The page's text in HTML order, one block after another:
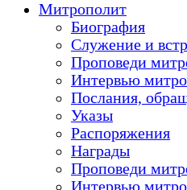
Митрополит
Биография
Служение и
Проповеди
Интервью
Послания,
Указы
Распоряжения
Награды
Проповеди
Интервью